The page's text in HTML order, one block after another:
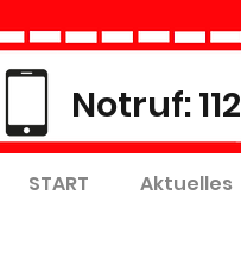
Notruf: 112
START Aktuelles